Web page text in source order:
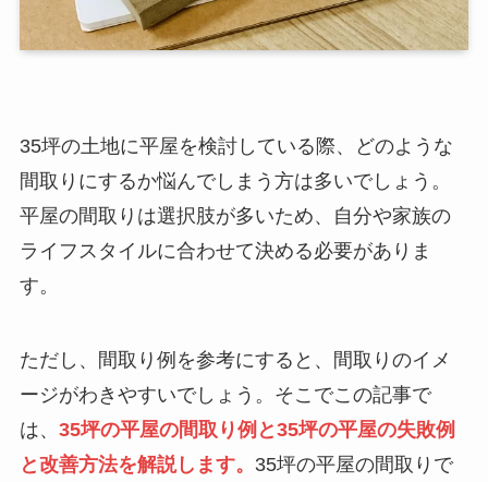
35坪の土地に平屋を検討している際、どのような
間取りにするか悩んでしまう方は多いでしょう。
平屋の間取りは選択肢が多いため、自分や家族の
ライフスタイルに合わせて決める必要がありま
す。
ただし、間取り例を参考にすると、間取りのイメ
ージがわきやすいでしょう。そこでこの記事で
は、 35坪の平屋の間取り例と35坪の平屋の失敗例
と改善方法を解説します。 35坪の平屋の間取りで